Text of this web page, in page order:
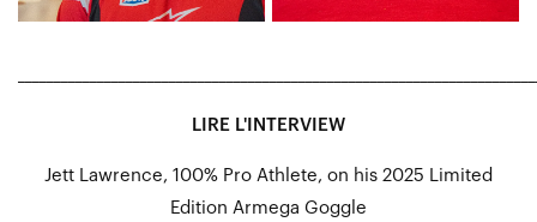
LIRE L'INTERVIEW
Jett Lawrence, 100% Pro Athlete, on his 2025 Limited
Edition Armega Goggle